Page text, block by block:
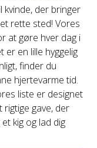
der bringer
rette sted! Vores
at gøre hver dag i
er en lille hyggelig
finder du
hjertevarme tid.
liste er designet
gave, der
kig og lad dig